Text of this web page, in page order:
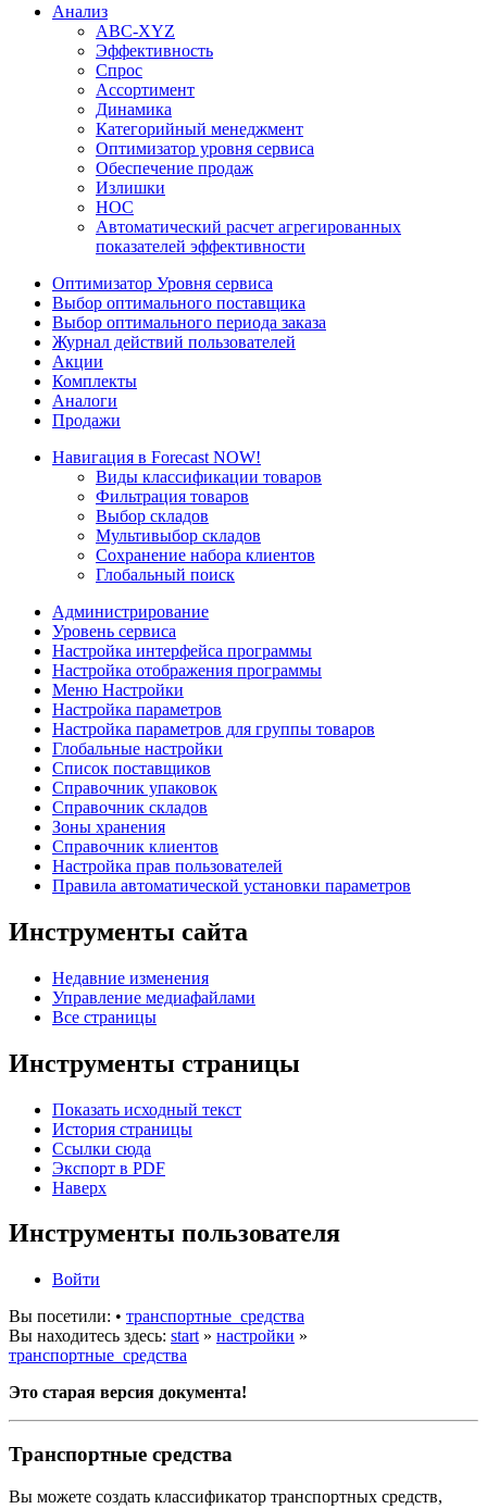
Анализ
ABC-XYZ
Эффективность
Спрос
Ассортимент
Динамика
Категорийный менеджмент
Оптимизатор уровня сервиса
Обеспечение продаж
Излишки
НОС
Автоматический расчет агрегированных
показателей эффективности
Оптимизатор Уровня сервиса
Выбор оптимального поставщика
Выбор оптимального периода заказа
Журнал действий пользователей
Акции
Комплекты
Аналоги
Продажи
Навигация в Forecast NOW!
Виды классификации товаров
Фильтрация товаров
Выбор складов
Мультивыбор складов
Сохранение набора клиентов
Глобальный поиск
Администрирование
Уровень сервиса
Настройка интерфейса программы
Настройка отображения программы
Меню Настройки
Настройка параметров
Настройка параметров для группы товаров
Глобальные настройки
Список поставщиков
Справочник упаковок
Справочник складов
Зоны хранения
Справочник клиентов
Настройка прав пользователей
Правила автоматической установки параметров
Инструменты сайта
Недавние изменения
Управление медиафайлами
Все страницы
Инструменты страницы
Показать исходный текст
История страницы
Ссылки сюда
Экспорт в PDF
Наверх
Инструменты пользователя
Войти
Вы посетили: • транспортные_средства
Вы находитесь здесь: start » настройки »
транспортные_средства
Это старая версия документа!
Транспортные средства
Вы можете создать классификатор транспортных средств,